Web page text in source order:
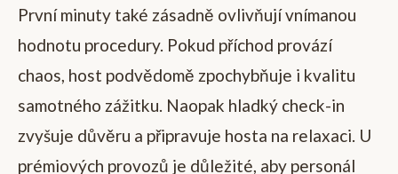
První minuty také zásadně ovlivňují vnímanou
hodnotu procedury. Pokud příchod provází
chaos, host podvědomě zpochybňuje i kvalitu
samotného zážitku. Naopak hladký check-in
zvyšuje důvěru a připravuje hosta na relaxaci. U
prémiových provozů je důležité, aby personál